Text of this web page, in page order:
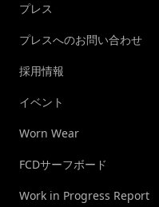
プレス
プレスへのお問い合わせ
採用情報
イベント
Worn Wear
FCDサーフボード
Work in Progress Report